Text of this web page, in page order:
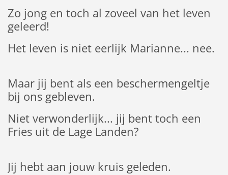
Zo jong en toch al zoveel van het leven
geleerd!
Het leven is niet eerlijk Marianne... nee.
Maar jij bent als een beschermengeltje
bij ons gebleven.
Niet verwonderlijk... jij bent toch een
Fries uit de Lage Landen?
Jij hebt aan jouw kruis geleden.